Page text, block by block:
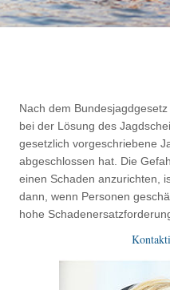
Nach dem
bei der Lösung des
gesetzlich vorgeschriebene
abgeschlossen hat. Die
einen Schaden anzurichten,
dann, wenn Personen
hohe